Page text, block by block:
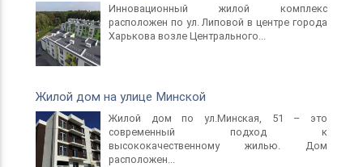
Инновационный жилой комплекс
расположен по ул. Липовой в центре города
Харькова возле Центрального...
Жилой дом на улице Минской
Жилой дом по ул.Минская, 51 – это
современный подход к
высококачественному жилью. Дом
расположен...